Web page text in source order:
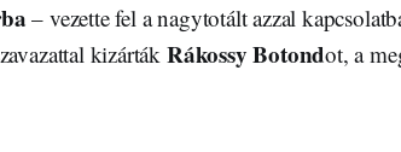
– vezette fel a nagytotált azzal
kizárták Rákossy Botondot, a